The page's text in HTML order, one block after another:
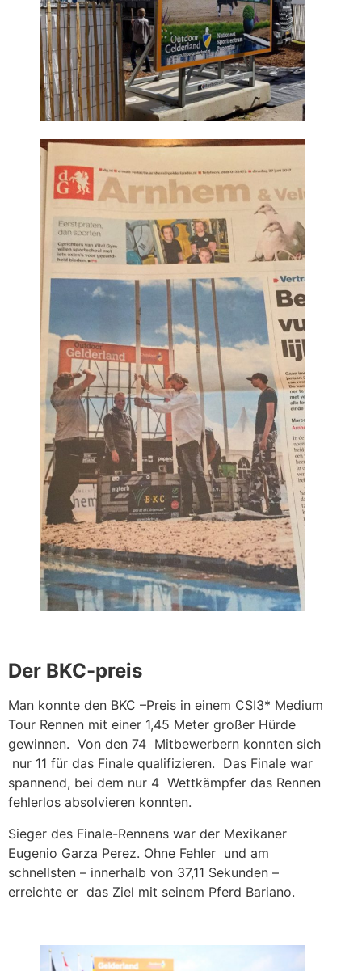
Der BKC-preis
Man konnte den BKC –Preis in einem CSI3* Medium
Tour Rennen mit einer 1,45 Meter großer Hürde
gewinnen. Von den 74 Mitbewerbern konnten sich
nur 11 für das Finale qualifizieren. Das Finale war
spannend, bei dem nur 4 Wettkämpfer das Rennen
fehlerlos absolvieren konnten.
Sieger des Finale-Rennens war der Mexikaner
Eugenio Garza Perez. Ohne Fehler und am
schnellsten – innerhalb von 37,11 Sekunden –
erreichte er das Ziel mit seinem Pferd Bariano.